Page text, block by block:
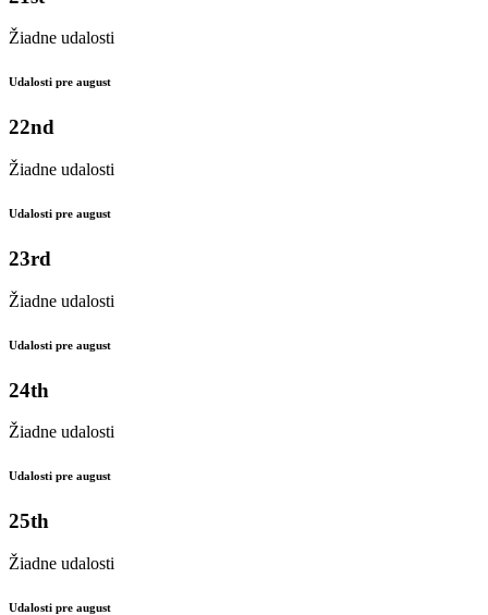
Žiadne udalosti
Udalosti pre august
22nd
Žiadne udalosti
Udalosti pre august
23rd
Žiadne udalosti
Udalosti pre august
24th
Žiadne udalosti
Udalosti pre august
25th
Žiadne udalosti
Udalosti pre august